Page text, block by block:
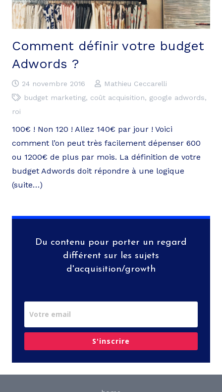
Comment définir votre budget
Adwords ?
24 novembre 2016
Mathieu Ceccarelli
budget marketing, coût acquisition, google adwords,
roi
100€ ! Non 120 ! Allez 140€ par jour ! Voici
comment l’on peut très facilement dépenser 600
ou 1200€ de plus par mois. La définition de votre
budget Adwords doit répondre à une logique
(suite…)
Du contenu pour porter un regard
différent sur les sujets
d'acquisition/growth
S'inscrire